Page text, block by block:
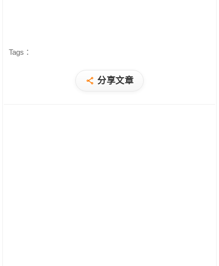
Tags：
分享文章